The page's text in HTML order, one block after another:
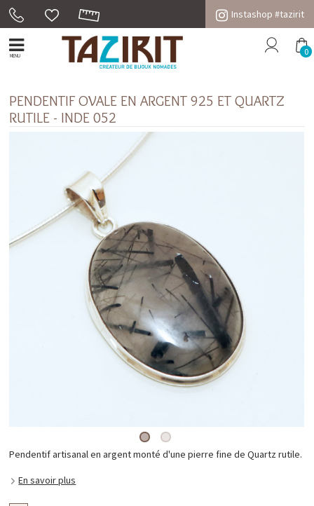
Instashop #tazirit
MENU 0
PENDENTIF OVALE EN ARGENT 925 ET QUARTZ
RUTILE - INDE 052
Pendentif artisanal en argent monté d'une pierre fine de Quartz rutile.
En savoir plus